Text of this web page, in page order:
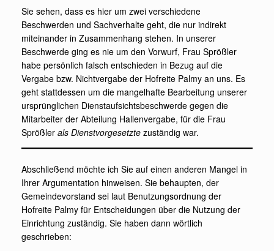
Sie sehen, dass es hier um zwei verschiedene
Beschwerden und Sachverhalte geht, die nur indirekt
miteinander in Zusammenhang stehen. In unserer
Beschwerde ging es nie um den Vorwurf, Frau Sprößler
habe persönlich falsch entschieden in Bezug auf die
Vergabe bzw. Nichtvergabe der Hofreite Palmy an uns. Es
geht stattdessen um die mangelhafte Bearbeitung unserer
ursprünglichen Dienstaufsichtsbeschwerde gegen die
Mitarbeiter der Abteilung Hallenvergabe, für die Frau
Sprößler als Dienstvorgesetzte zuständig war.
Abschließend möchte ich Sie auf einen anderen Mangel in
Ihrer Argumentation hinweisen. Sie behaupten, der
Gemeindevorstand sei laut Benutzungsordnung der
Hofreite Palmy für Entscheidungen über die Nutzung der
Einrichtung zuständig. Sie haben dann wörtlich
geschrieben: